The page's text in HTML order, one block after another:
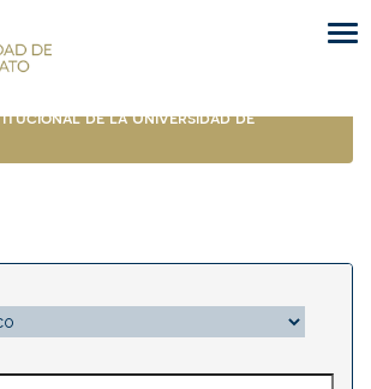
de la Universidad de